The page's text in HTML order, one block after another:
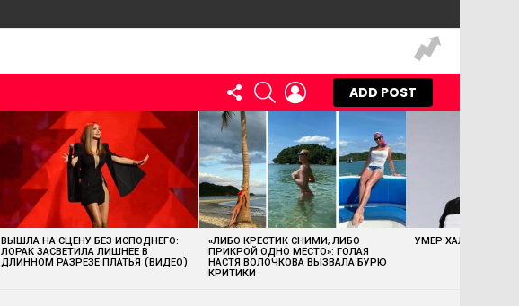
FOLLOW
US
SEARCHLOGIN
ADD POST
ВЫШЛА НА СЦЕНУ БЕЗ ИСПОДНЕГО:
ЛОРАК ЗАСВЕТИЛА ЛИШНЕЕ В
ДЛИННОМ РАЗРЕЗЕ ПЛАТЬЯ (ВИДЕО)
«ЛИБО КРЕСТИК СНИМИ, ЛИБО
ПРИКРОЙ ОДНО МЕСТО»: ГОЛАЯ
НАСТЯ ВОЛОЧКОВА ВЫЗВАЛА БУРЮ
КРИТИКИ
УМЕР ХАЛК ХОГАН